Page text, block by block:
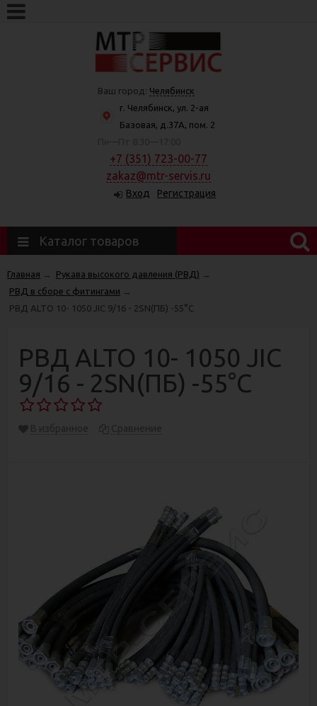
Ваш город: Челябинск
г. Челябинск, ул. 2-ая
Базовая, д.37А, пом. 2
+7 (351) 723-00-77
zakaz@mtr-servis.ru
Вход Регистрация
Каталог товаров
Главная Рукава высокого давления (РВД)
РВД в сборе с фитингами
РВД ALTO 10- 1050 JIC 9/16 - 2SN(ПБ) -55°C
РВД ALTO 10- 1050 JIC
9/16 - 2SN(ПБ) -55°C